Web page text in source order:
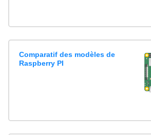
Comparatif des modèles de
Raspberry PI